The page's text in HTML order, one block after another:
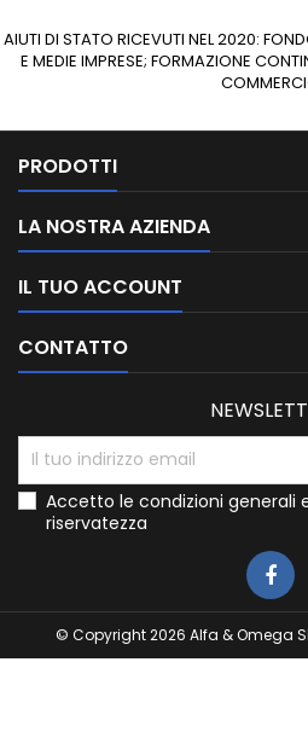
AIUTI DI STATO RICEVUTI NEL 2020:
E MEDIE IMPRESE; FORMAZIONE
PRODOTTI
LA NOSTRA AZIENDA
IL TUO ACCOUNT
CONTATTO
Accetto le condizioni generali
riservatezza
© Copyright 2026 Alfa & Omega